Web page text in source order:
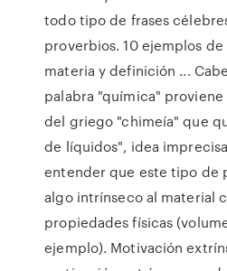
todo tipo de frases
proverbios. 10 ejemplos
materia y definición ...
palabra "química"
del griego "chimeía" que
de líquidos", idea
entender que este tipo de
algo intrínseco al material
propiedades físicas
ejemplo). Motivación